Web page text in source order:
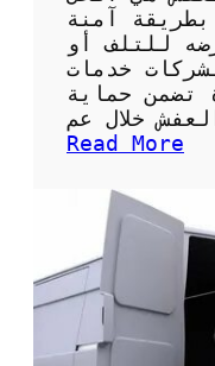
ل
أ
ا
ث
ل
ب
ش
ك
آمنة
للتلف أو
خدمات
تضمن حماية
Read More
ض
ل
ش
ر
ك